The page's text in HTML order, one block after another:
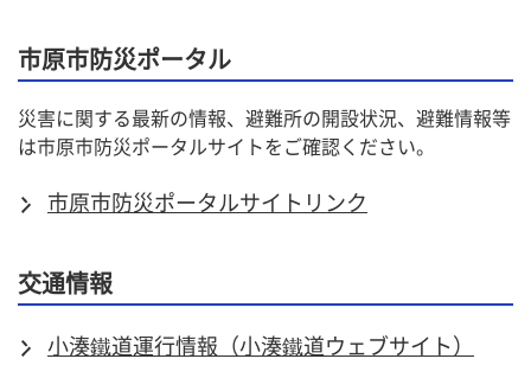
市原市防災ポータル
災害に関する最新の情報、避難所の開設状況、避難情報等
は市原市防災ポータルサイトをご確認ください。
市原市防災ポータルサイトリンク
交通情報
小湊鐵道運行情報（小湊鐵道ウェブサイト）